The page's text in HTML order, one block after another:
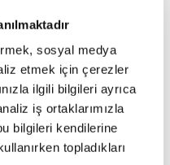
sosyal medya
etmek için çerezler
ilgili bilgileri ayrıca
iş ortaklarımızla
bilgileri kendilerine
topladıkları